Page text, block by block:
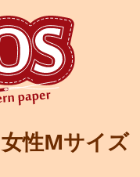
性Mサイズ